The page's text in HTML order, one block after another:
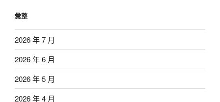
彙整
2026 年 7 月
2026 年 6 月
2026 年 5 月
2026 年 4 月